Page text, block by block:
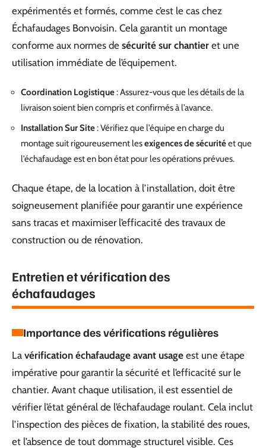
expérimentés et formés, comme c’est le cas chez
Échafaudages Bonvoisin. Cela garantit un montage
conforme aux normes de sécurité sur chantier et une
utilisation immédiate de l’équipement.
Coordination Logistique: Assurez-vous que les détails de la
livraison soient bien compris et confirmés à l’avance.
Installation Sur Site: Vérifiez que l’équipe en charge du
montage suit rigoureusement lesexigences de sécuritéet que
l’échafaudage est en bon état pour les opérations prévues.
Chaque étape, de la location à l’installation, doit être
soigneusement planifiée pour garantir une expérience
sans tracas et maximiser l’efficacité des travaux de
construction ou de rénovation.
Entretien et vérification des
échafaudages
Importance des vérifications régulières
La vérification échafaudage avant usage est une étape
impérative pour garantir la sécurité et l’efficacité sur le
chantier. Avant chaque utilisation, il est essentiel de
vérifier l’état général de l’échafaudage roulant. Cela inclut
l’inspection des pièces de fixation, la stabilité des roues,
et l’absence de tout dommage structurel visible. Ces